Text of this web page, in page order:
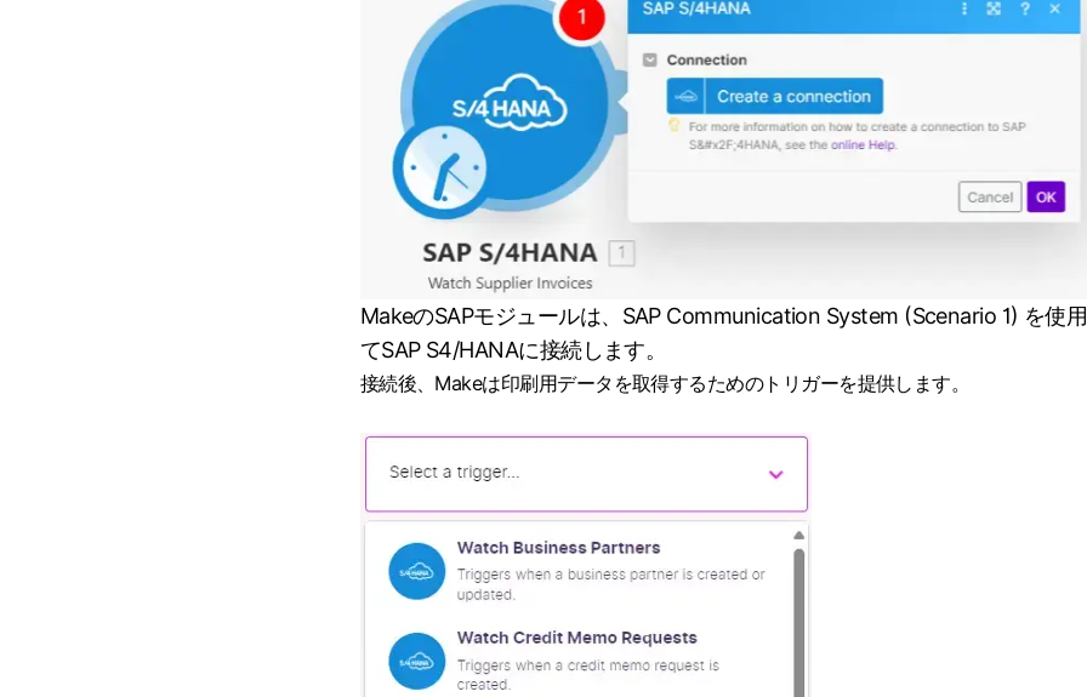
MakeのSAPモジュールは、SAP Communication System (Scenario 1) を使
てSAP S4/HANAに接続します。
接続後、Makeは印刷用データを取得するためのトリガーを提供します。